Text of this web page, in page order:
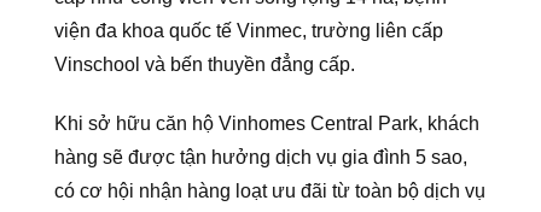
viện đa khoa quốc tế Vinmec, trường liên cấp
Vinschool và bến thuyền đẳng cấp.
Khi sở hữu căn hộ Vinhomes Central Park, khách
hàng sẽ được tận hưởng dịch vụ gia đình 5 sao,
có cơ hội nhận hàng loạt ưu đãi từ toàn bộ dịch vụ